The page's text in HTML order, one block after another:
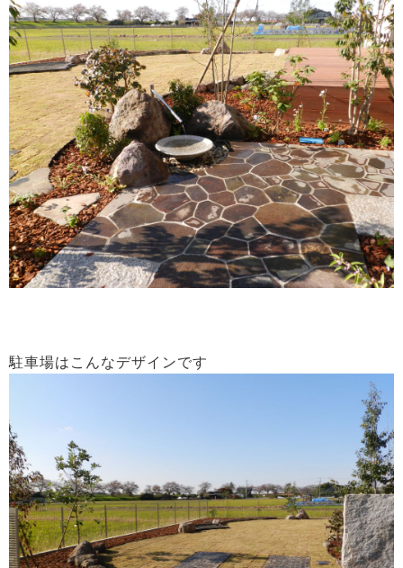
駐車場はこんなデザインです